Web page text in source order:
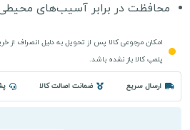
محافظت در برابر آسیب‌های
امکان مرجوعی کالا پس از تحویل به دلیل انصراف از
پلمپ کالا باز نشده باشد.
ارسال سریع ضمانت اصالت کالا